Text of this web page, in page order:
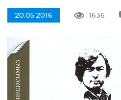
20.05.2016 1636